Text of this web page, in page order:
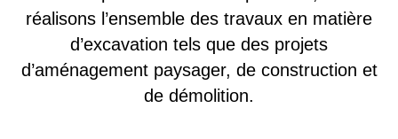
réalisons l’ensemble des travaux en matière
d’excavation tels que des projets
d’aménagement paysager, de construction et
de démolition.